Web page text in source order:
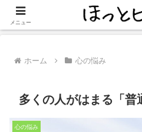
自己理解を深めて、生きやす
ホーム 心の悩み
多くの人がはまる「普
心の悩み
メニュー